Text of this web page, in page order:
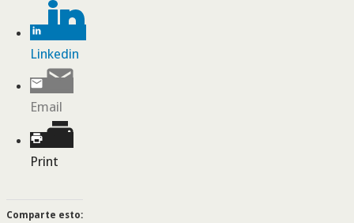
Linkedin
Email
Print
Comparte esto: